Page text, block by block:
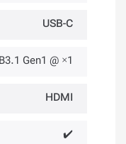
USB-C
1× @ USB3.1 Gen1
HDMI
✔️